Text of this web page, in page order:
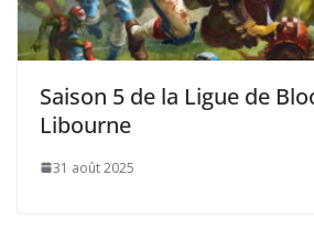
Saison 5 de la Ligue de
Libourne
31 août 2025